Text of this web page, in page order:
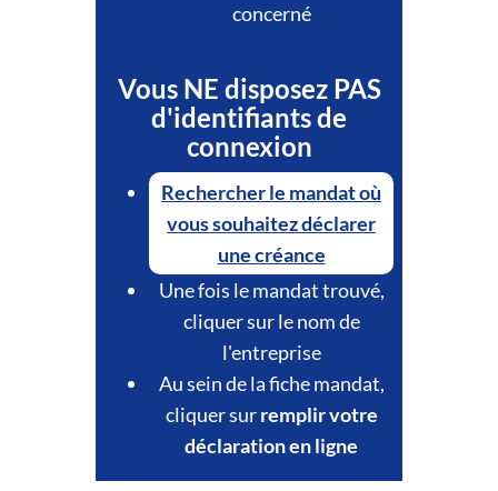
concerné
Vous NE disposez PAS
d'identifiants de
connexion
Rechercher le mandat où
vous souhaitez déclarer
une créance
Une fois le mandat trouvé,
cliquer sur le nom de
l'entreprise
Au sein de la fiche mandat,
cliquer surremplir votre
déclaration en ligne